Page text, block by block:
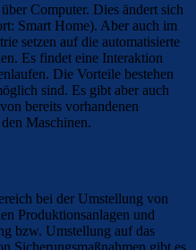
Computer. Dies ändert sich
Smart Home). Aber auch im
setzen auf die automatisierte
Es findet eine Interaktion
Die Vorteile bestehen
sind. Es gibt aber auch
bereits vorhandenen
Maschinen.
bei der Umstellung von
Produktionsanlagen und
bzw. Umstellung auf das
Sicherungsmaßnahmen gibt es